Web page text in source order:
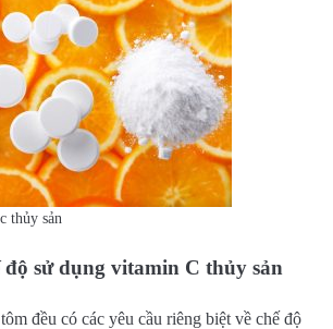
thủy sản
độ sử dụng vitamin C thủy sản
đều có các yêu cầu riêng biệt về chế độ